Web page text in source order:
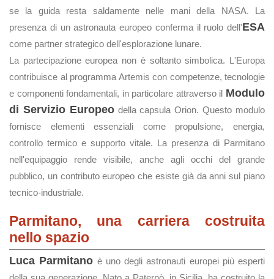
se la guida resta saldamente nelle mani della NASA. La
presenza di un astronauta europeo conferma il ruolo dell'ESA
come partner strategico dell'esplorazione lunare.
La partecipazione europea non è soltanto simbolica. L'Europa
contribuisce al programma Artemis con competenze, tecnologie
e componenti fondamentali, in particolare attraverso il Modulo
di Servizio Europeodella capsula Orion. Questo modulo
fornisce elementi essenziali come propulsione, energia,
controllo termico e supporto vitale. La presenza di Parmitano
nell'equipaggio rende visibile, anche agli occhi del grande
pubblico, un contributo europeo che esiste già da anni sul piano
tecnico-industriale.
Parmitano, una carriera costruita
nello spazio
Luca Parmitano è uno degli astronauti europei più esperti